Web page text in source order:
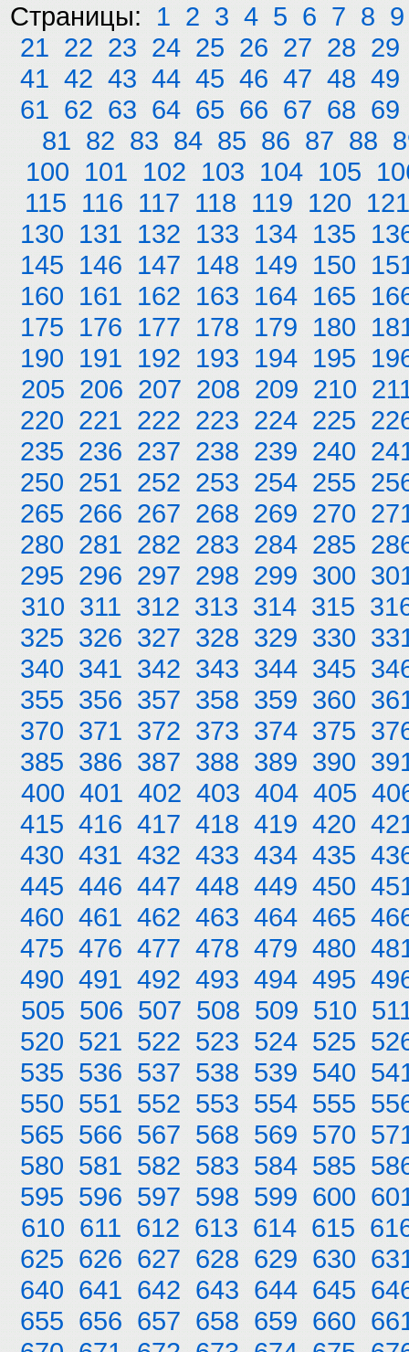
Страницы: 1 2 3 4 5 6 7 8 9
21 22 23 24 25 26 27 28 29
41 42 43 44 45 46 47 48 49
61 62 63 64 65 66 67 68 69
81 82 83 84 85 86 87 88
100 101 102 103 104 105
115 116 117 118 119 120 121
130 131 132 133 134 135
145 146 147 148 149 150
160 161 162 163 164 165
175 176 177 178 179 180
190 191 192 193 194 195
205 206 207 208 209 210
220 221 222 223 224 225
235 236 237 238 239 240
250 251 252 253 254 255
265 266 267 268 269 270
280 281 282 283 284 285
295 296 297 298 299 300
310 311 312 313 314 315
325 326 327 328 329 330
340 341 342 343 344 345
355 356 357 358 359 360
370 371 372 373 374 375
385 386 387 388 389 390
400 401 402 403 404 405
415 416 417 418 419 420
430 431 432 433 434 435
445 446 447 448 449 450
460 461 462 463 464 465
475 476 477 478 479 480
490 491 492 493 494 495
505 506 507 508 509 510
520 521 522 523 524 525
535 536 537 538 539 540
550 551 552 553 554 555
565 566 567 568 569 570
580 581 582 583 584 585
595 596 597 598 599 600
610 611 612 613 614 615
625 626 627 628 629 630
640 641 642 643 644 645
655 656 657 658 659 660